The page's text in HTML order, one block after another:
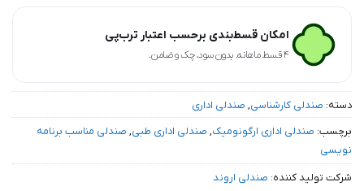
امکان قسط‌بندی برحسب اعتبار ترب‌پی
۴ قسط ماهانه. بدون سود، چک و ضامن.
دسته: صندلی کارشناسی, صندلی اداری
برچسب: صندلی اداری ارگونومیک, صندلی اداری طبی, صندلی مناسب برنامه
نویسی
شرکت تولید کننده: صندلی اروند